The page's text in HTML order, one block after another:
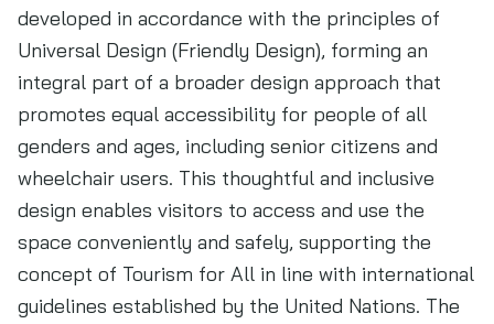
developed in accordance with the principles of
Universal Design (Friendly Design), forming an
integral part of a broader design approach that
promotes equal accessibility for people of all
genders and ages, including senior citizens and
wheelchair users. This thoughtful and inclusive
design enables visitors to access and use the
space conveniently and safely, supporting the
concept of Tourism for All in line with international
guidelines established by the United Nations. The